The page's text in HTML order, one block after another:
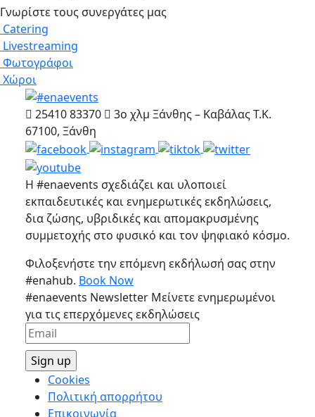
Γνωρίστε τους συνεργάτες μας
Catering
Livestreaming
Φωτογράφοι
Χώροι
25410 83370
3ο χλμ Ξάνθης – Καβάλας Τ.Κ.
67100, Ξάνθη
Η #enaevents σχεδιάζει και υλοποιεί
εκπαιδευτικές και ενημερωτικές εκδηλώσεις,
δια ζώσης, υβριδικές και απομακρυσμένης
συμμετοχής στο φυσικό και τον ψηφιακό κόσμο.
Φιλοξενήστε την επόμενη εκδήλωσή σας στην
#enahub. Book Now
#enaevents Newsletter Μείνετε ενημερωμένοι
για τις επερχόμενες εκδηλώσεις
Cookies
Πολιτική απορρήτου
Επικοινωνία